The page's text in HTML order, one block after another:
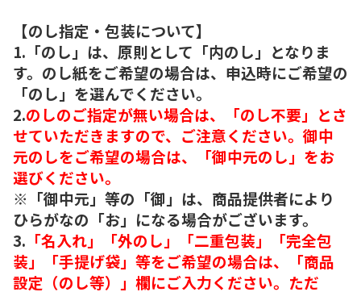
【のし指定・包装について】
1.「のし」は、原則として「内のし」となりま
す。のし紙をご希望の場合は、申込時にご希望の
「のし」を選んでください。
2.のしのご指定が無い場合は、「のし不要」とさ
せていただきますので、ご注意ください。御中
元のしをご希望の場合は、「御中元のし」をお
選びください。
※「御中元」等の「御」は、商品提供者により
ひらがなの「お」になる場合がございます。
3. 「名入れ」「外のし」「二重包装」「完全包
装」「手提げ袋」等をご希望の場合は、「商品
設定（のし等）」欄にご入力ください。ただ